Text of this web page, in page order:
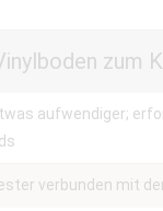
zum
aufwendiger;
verbunden mit